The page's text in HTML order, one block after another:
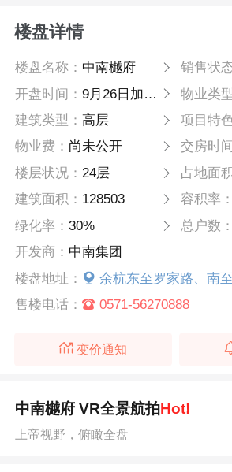
楼盘详情
楼盘名称： 中南樾府 销售状
开盘时间：9月26日加推1、6、7# 物业类
建筑类型：高层 项目特
物业费： 尚未公开 交房时
楼层状况：24层 占地面
建筑面积： 128503 容积率：
绿化率：30% 总户数：
开发商： 中南集团
楼盘地址：
余杭东至罗家路、南至葛巷路、西
售楼电话：
0571-56270888
变价通知
中南樾府 VR全景航拍Hot!
上帝视野，俯瞰全盘